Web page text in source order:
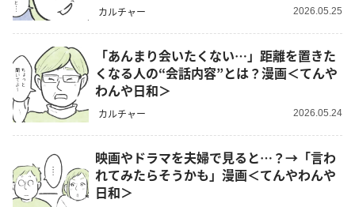
カルチャー 2026.05.25
「あんまり会いたくない…」距離を置きた
くなる人の“会話内容”とは？漫画＜てんや
わんや日和＞
カルチャー 2026.05.24
映画やドラマを夫婦で見ると…？→「言わ
れてみたらそうかも」漫画＜てんやわんや
日和＞